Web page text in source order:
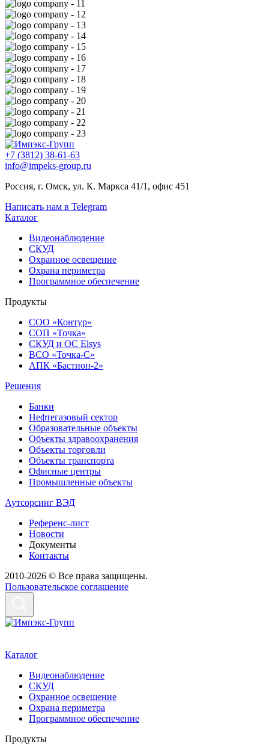
+7 (3812) 38-61-63
info@impeks-group.ru
Россия, г. Омск, ул. К. Маркса 41/1, офис 451
Написать нам в Telegram
Каталог
Видеонаблюдение
СКУД
Охранное освещение
Охрана периметра
Программное обеспечение
Продукты
СОО «Контур»
СОП «Точка»
СКУД и ОС Elsys
ВСО «Точка-С»
АПК «Бастион-2»
Решения
Банки
Нефтегазовый сектор
Образовательные объекты
Объекты здравоохранения
Объекты торговли
Объекты транспорта
Офисные центры
Промышленные объекты
Аутсорсинг ВЭД
Референс-лист
Новости
Документы
Контакты
2010-2026 © Все права защищены.
Пользовательское соглашение
Каталог
Видеонаблюдение
СКУД
Охранное освещение
Охрана периметра
Программное обеспечение
Продукты